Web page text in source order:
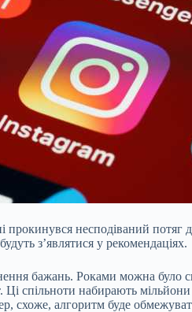
прокинувся несподіваний потяг
з’являтися у рекомендаціях.
бажань. Роками можна було
Ці спільноти набирають
схоже, алгоритм буде